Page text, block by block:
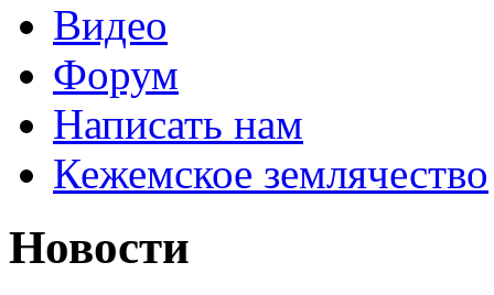
Видео
Форум
Написать нам
Кежемское землячество
Новости